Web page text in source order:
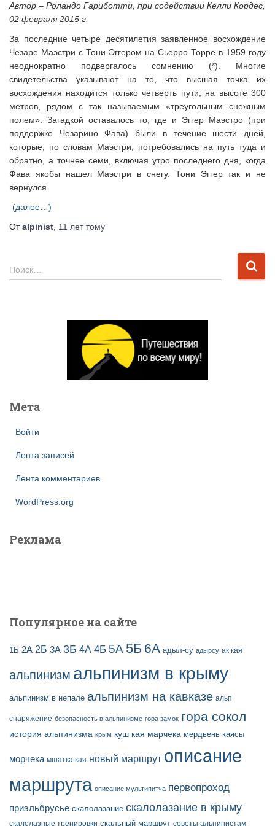
Автор – Роландо Гариботти, при содействии Келли Кордес,
02 февраля 2015 г.
За последние четыре десятилетия заявленное восхождение
Чезаре Маэстри с Тони Эггером на Сьерро Торре в 1959 году
неоднократно подвергалось сомнению (*). Многие
свидетельства указывают на то, что высшая точка их
восхождения находится только четверть пути, на высоте 300
метров, рядом с так называемым «треугольным снежным
полем». Загадкой оставалось то, где и Эггер Маэстро (при
поддержке Чезарино Фава) были в течение шести дней,
которые, по словам Маэстри, потребовались на путь туда и
обратно, а точнее семи, включая утро последнего дня, когда
Фава якобы нашел Маэстри в снегу. Тони Эггер так и не
вернулся.
(далее…)
Отalpinist 11 леттому
Н
а
Поиск…
Мета
Войти
Лента записей
Лента комментариев
WordPress.org
Реклама
Популярное на сайте
1Б 2А 2Б 3А 3Б 4А 4Б 5А 5Б 6А адыл-су адырсу ак кая
альпинизм альпинизм в крыму
альпинизм в непале альпинизм на кавказе альп
снаряжение безопасность в альпинизме гора замок гора сокол
история альпинизма крым куш кая марчека мердвень каясы
морчека мшатка кая новый маршрут описание
маршрута описание мультипитча первопроход
приэльбрусье скалолазание скалолазание в крыму
скалолазные тренировки скальный маршрут советы альпинистам